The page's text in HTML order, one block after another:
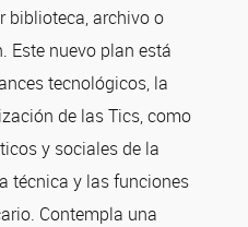
biblioteca, archivo o
Este nuevo plan está
tecnológicos, la
de las Tics, como
y sociales de la
técnica y las funciones
Contempla una